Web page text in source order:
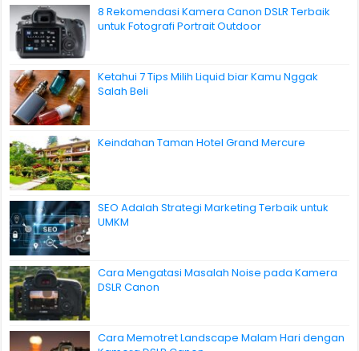
8 Rekomendasi Kamera Canon DSLR Terbaik
untuk Fotografi Portrait Outdoor
Ketahui 7 Tips Milih Liquid biar Kamu Nggak
Salah Beli
Keindahan Taman Hotel Grand Mercure
SEO Adalah Strategi Marketing Terbaik untuk
UMKM
Cara Mengatasi Masalah Noise pada Kamera
DSLR Canon
Cara Memotret Landscape Malam Hari dengan